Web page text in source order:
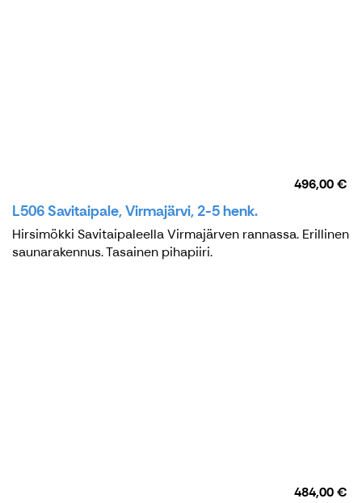
496,00 €
L506 Savitaipale, Virmajärvi, 2-5 henk.
Hirsimökki Savitaipaleella Virmajärven rannassa. Erillinen
saunarakennus. Tasainen pihapiiri.
484,00 €